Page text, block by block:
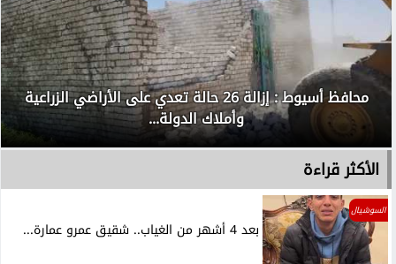
محافظ أسيوط : إزالة 26 حالة تعدي على الأراضي الزراعية
وأملاك الدولة...
الأكثر قراءة
السوشيال
بعد 4 أشهر من الغياب.. شقيق عمرو عمارة...